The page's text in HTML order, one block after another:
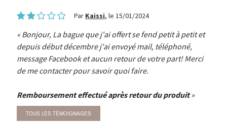
Par Kaissi, le 15/01/2024
Bonjour, La bague que j'ai offert se fend petit à petit et
depuis début décembre j'ai envoyé mail, téléphoné,
message Facebook et aucun retour de votre part! Merci
de me contacter pour savoir quoi faire.
Remboursement effectué après retour du produit
TOUS LES TÉMOIGNAGES